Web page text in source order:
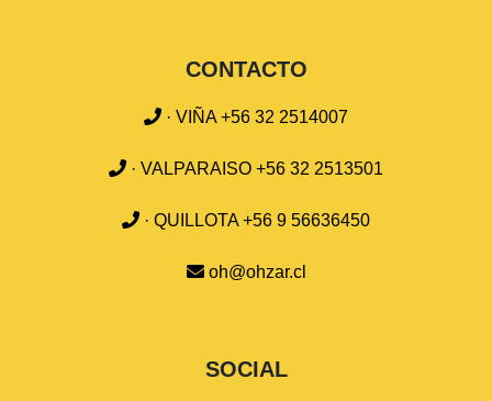
CONTACTO
· VIÑA +56 32 2514007
· VALPARAISO +56 32 2513501
· QUILLOTA +56 9 56636450
oh@ohzar.cl
SOCIAL